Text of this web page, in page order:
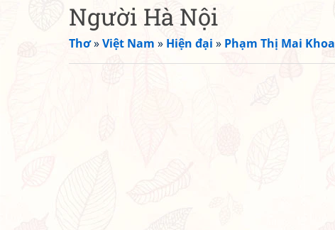
Người Hà Nội
Thơ»Việt Nam » Hiện đại » Phạm Thị Mai Khoa